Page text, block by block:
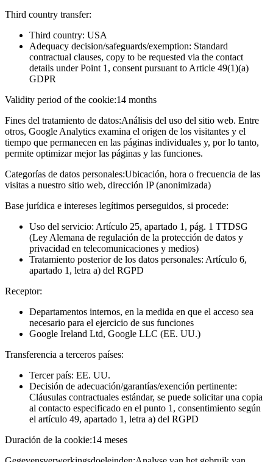
Third country transfer:
Third country: USA
Adequacy decision/safeguards/exemption: Standard
contractual clauses, copy to be requested via the contact
details under Point 1, consent pursuant to Article 49(1)(a)
GDPR
Validity period of the cookie:14 months
Fines del tratamiento de datos:Análisis del uso del sitio web. Entre
otros, Google Analytics examina el origen de los visitantes y el
tiempo que permanecen en las páginas individuales y, por lo tanto,
permite optimizar mejor las páginas y las funciones.
Categorías de datos personales:Ubicación, hora o frecuencia de las
visitas a nuestro sitio web, dirección IP (anonimizada)
Base jurídica e intereses legítimos perseguidos, si procede:
Uso del servicio: Artículo 25, apartado 1, pág. 1 TTDSG
(Ley Alemana de regulación de la protección de datos y
privacidad en telecomunicaciones y medios)
Tratamiento posterior de los datos personales: Artículo 6,
apartado 1, letra a) del RGPD
Receptor:
Departamentos internos, en la medida en que el acceso sea
necesario para el ejercicio de sus funciones
Google Ireland Ltd, Google LLC (EE. UU.)
Transferencia a terceros países:
Tercer país: EE. UU.
Decisión de adecuación/garantías/exención pertinente:
Cláusulas contractuales estándar, se puede solicitar una copia
al contacto especificado en el punto 1, consentimiento según
el artículo 49, apartado 1, letra a) del RGPD
Duración de la cookie:14 meses